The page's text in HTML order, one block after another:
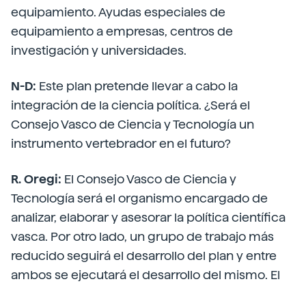
equipamiento. Ayudas especiales de
equipamiento a empresas, centros de
investigación y universidades.
N-D: Este plan pretende llevar a cabo la
integración de la ciencia política. ¿Será el
Consejo Vasco de Ciencia y Tecnología un
instrumento vertebrador en el futuro?
R. Oregi: El Consejo Vasco de Ciencia y
Tecnología será el organismo encargado de
analizar, elaborar y asesorar la política científica
vasca. Por otro lado, un grupo de trabajo más
reducido seguirá el desarrollo del plan y entre
ambos se ejecutará el desarrollo del mismo. El